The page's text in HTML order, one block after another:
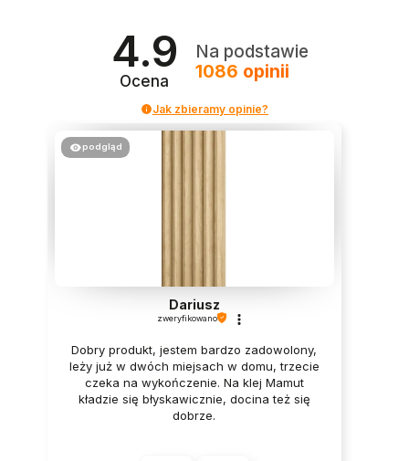
4.9
Ocena
Na podstawie
1086 opinii
Jak zbieramy opinie?
podgląd
Dariusz
zweryfikowano
Dobry produkt, jestem bardzo zadowolony,
leży już w dwóch miejsach w domu, trzecie
czeka na wykończenie. Na klej Mamut
kładzie się błyskawicznie, docina też się
dobrze.